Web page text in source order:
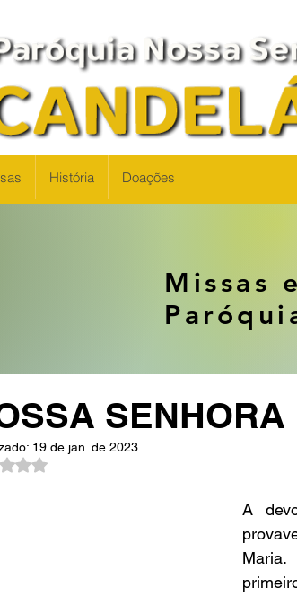
História Doações
Missas
19 de jan. de 2023
Avaliado com NaN de 5 estrelas.
A